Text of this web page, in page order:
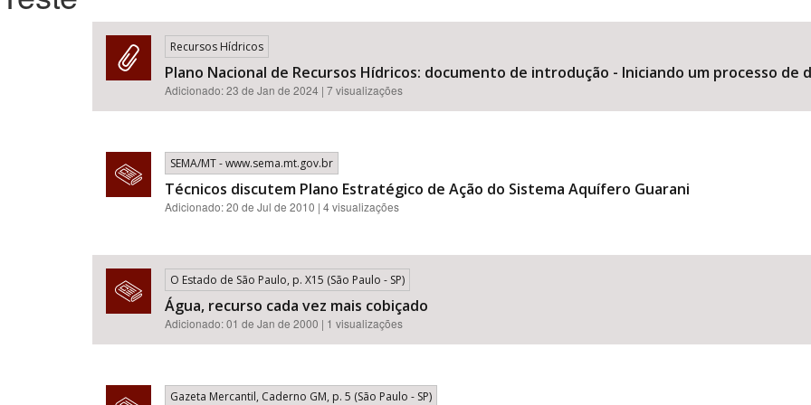
Área de Levantamento
Recursos Hídricos
Plano Nacional de Recursos Hídricos: documento de introdução - Iniciando um processo de
Adicionado:23 de Jan de 2024 | 7 visualizações
SEMA/MT - www.sema.mt.gov.br
Técnicos discutem Plano Estratégico de Ação do Sistema Aquífero Guarani
Adicionado: 20 de Jul de 2010 | 4 visualizações
O Estado de São Paulo, p. X15 (São Paulo - SP)
Água, recurso cada vez mais cobiçado
Adicionado: 01 de Jan de 2000 | 1 visualizações
Gazeta Mercantil, Caderno GM, p. 5 (São Paulo - SP)